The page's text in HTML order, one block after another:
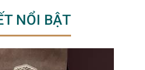
NỔI BẬT